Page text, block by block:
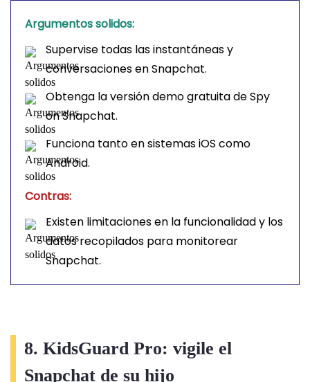
Argumentos solidos:
Supervise todas las instantáneas y
conversaciones en Snapchat.
Obtenga la versión demo gratuita de Spy
on Snapchat.
Funciona tanto en sistemas iOS como
Android.
Contras:
Existen limitaciones en la funcionalidad y los
datos recopilados para monitorear
Snapchat.
8. KidsGuard Pro: vigile el
Snapchat de su hijo